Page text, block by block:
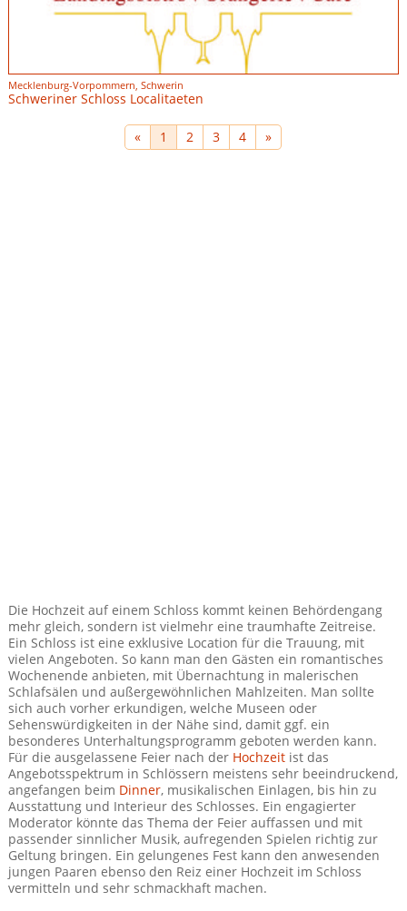
Mecklenburg-Vorpommern, Schwerin
Schweriner Schloss Localitaeten
« 1 2 3 4 »
Die Hochzeit auf einem Schloss kommt keinen Behördengang
mehr gleich, sondern ist vielmehr eine traumhafte Zeitreise.
Ein Schloss ist eine exklusive Location für die Trauung, mit
vielen Angeboten. So kann man den Gästen ein romantisches
Wochenende anbieten, mit Übernachtung in malerischen
Schlafsälen und außergewöhnlichen Mahlzeiten. Man sollte
sich auch vorher erkundigen, welche Museen oder
Sehenswürdigkeiten in der Nähe sind, damit ggf. ein
besonderes Unterhaltungsprogramm geboten werden kann.
Für die ausgelassene Feier nach der Hochzeitist das
Angebotsspektrum in Schlössern meistens sehr beeindruckend,
angefangen beim Dinner, musikalischen Einlagen, bis hin zu
Ausstattung und Interieur des Schlosses. Ein engagierter
Moderator könnte das Thema der Feier auffassen und mit
passender sinnlicher Musik, aufregenden Spielen richtig zur
Geltung bringen. Ein gelungenes Fest kann den anwesenden
jungen Paaren ebenso den Reiz einer Hochzeit im Schloss
vermitteln und sehr schmackhaft machen.